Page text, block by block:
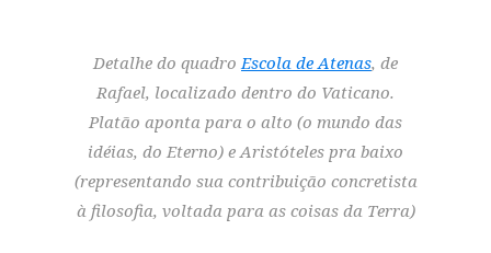
Detalhe do quadro Escola de Atenas, de
Rafael, localizado dentro do Vaticano.
Platão aponta para o alto (o mundo das
idéias, do Eterno) e Aristóteles pra baixo
(representando sua contribuição concretista
à filosofia, voltada para as coisas da Terra)